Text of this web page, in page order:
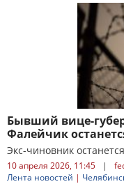
Бывший вице-
Фалейчик
Экс-чиновник
10 апреля 2026, 11:45 |
Лента новостей |